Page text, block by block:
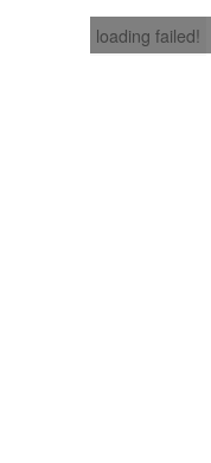
loading failed!